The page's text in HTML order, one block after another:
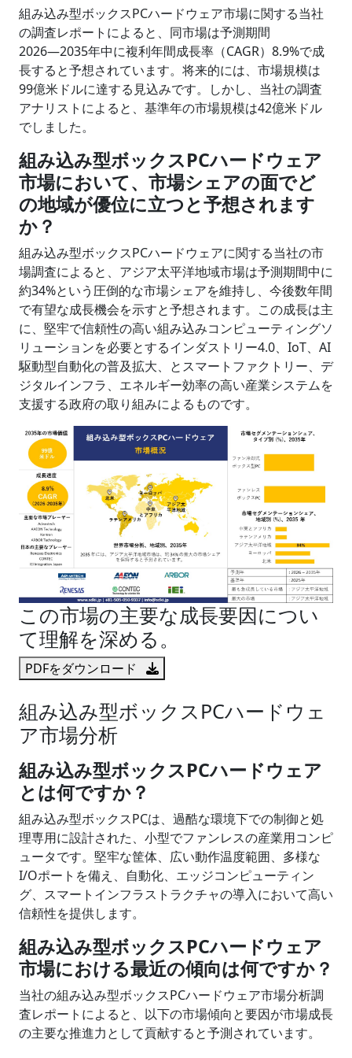
組み込み型ボックスPCハードウェア市場に関する当社
の調査レポートによると、同市場は予測期間
2026―2035年中に複利年間成長率（CAGR）8.9%で成
長すると予想されています。将来的には、市場規模は
99億米ドルに達する見込みです。しかし、当社の調査
アナリストによると、基準年の市場規模は42億米ドル
でしました。
組み込み型ボックスPCハードウェア
市場において、市場シェアの面でど
の地域が優位に立つと予想されます
か？
組み込み型ボックスPCハードウェアに関する当社の市
場調査によると、アジア太平洋地域市場は予測期間中に
約34%という圧倒的な市場シェアを維持し、今後数年間
で有望な成長機会を示すと予想されます。この成長は主
に、堅牢で信頼性の高い組み込みコンピューティングソ
リューションを必要とするインダストリー4.0、IoT、AI
駆動型自動化の普及拡大、とスマートファクトリー、デ
ジタルインフラ、エネルギー効率の高い産業システムを
支援する政府の取り組みによるものです。
この市場の主要な成長要因につい
て理解を深める。
PDFをダウンロード
組み込み型ボックスPCハードウェ
ア市場分析
組み込み型ボックスPCハードウェア
とは何ですか？
組み込み型ボックスPCは、過酷な環境下での制御と処
理専用に設計された、小型でファンレスの産業用コンピ
ュータです。堅牢な筐体、広い動作温度範囲、多様な
I/Oポートを備え、自動化、エッジコンピューティン
グ、スマートインフラストラクチャの導入において高い
信頼性を提供します。
組み込み型ボックスPCハードウェア
市場における最近の傾向は何ですか？
当社の組み込み型ボックスPCハードウェア市場分析調
査レポートによると、以下の市場傾向と要因が市場成長
の主要な推進力として貢献すると予測されています。